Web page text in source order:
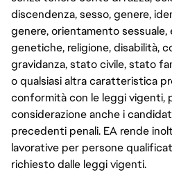
discendenza, sesso, genere,
genere, orientamento sessuale,
genetiche, religione, disabilità,
gravidanza, stato civile, stato
o qualsiasi altra caratteristica
conformità con le leggi vigenti,
considerazione anche i
precedenti penali. EA rende
lavorative per persone
richiesto dalle leggi vigenti.